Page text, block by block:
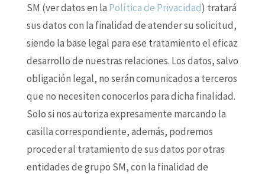
SM (ver datos en la Política de Privacidad) tratará
sus datos con la finalidad de atender su solicitud,
siendo la base legal para ese tratamiento el eficaz
desarrollo de nuestras relaciones. Los datos, salvo
obligación legal, no serán comunicados a terceros
que no necesiten conocerlos para dicha finalidad.
Solo si nos autoriza expresamente marcando la
casilla correspondiente, además, podremos
proceder al tratamiento de sus datos por otras
entidades de grupo SM, con la finalidad de